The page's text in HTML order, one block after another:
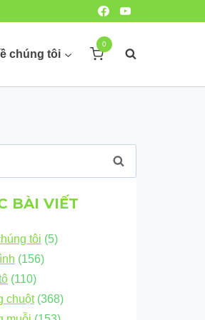
chúng tôi
0
BÀI VIẾT
tôi (5)
(156)
(110)
chuột(368)